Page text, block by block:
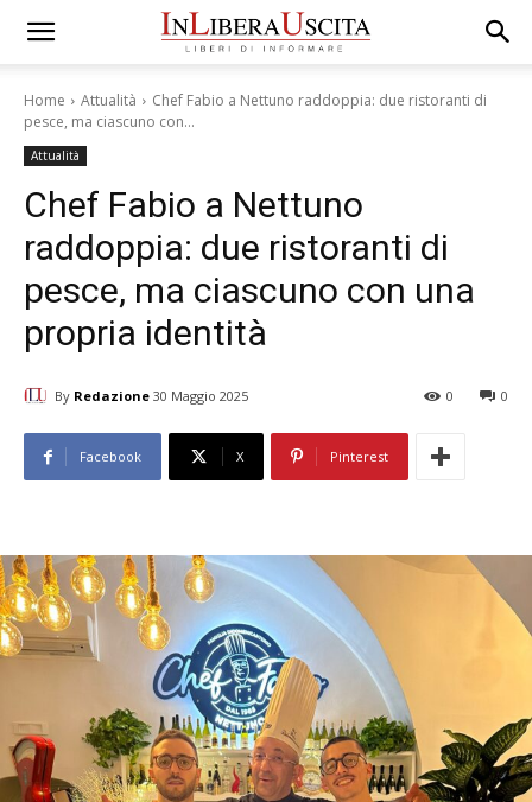
Home Attualità
Chef Fabio a Nettuno raddoppia: due ristoranti di
pesce, ma ciascuno con...
Attualità
Chef Fabio a Nettuno
raddoppia: due ristoranti di
pesce, ma ciascuno con una
propria identità
By Redazione 30 Maggio 2025 0
0
Facebook X Pinterest